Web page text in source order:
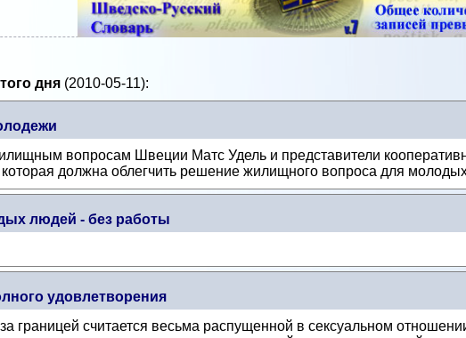
дня(2010-05-11):
вопросам Швеции Матс Удель и представители
которая должна облегчить решение жилищного вопроса для
людей - без работы
удовлетворения
границей считается весьма распущенной в сексуальном